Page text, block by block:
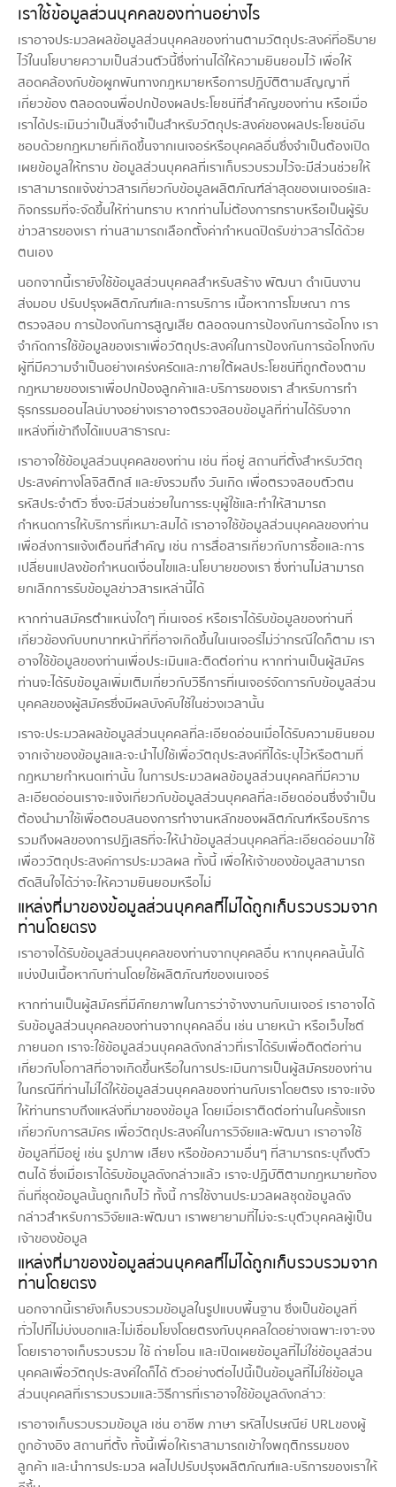
เราใช้ข้อมูลส่วนบุคคลของท่านอย่างไร
เราอาจประมวลผลข้อมูลส่วนบุคคลของท่านตามวัตถุประสงค์ที่อธิบาย
ไว้ในนโยบายความเป็นส่วนตัวนี้ซึ่งท่านได้ให้ความยินยอมไว้ เพื่อให้
สอดคล้องกับข้อผูกพันทางกฎหมายหรือการปฏิบัติตามสัญญาที่
เกี่ยวข้อง ตลอดจนพื่อปกป้องผลประโยชน์ที่สำคัญของท่าน หรือเมื่อ
เราได้ประเมินว่าเป็นสิ่งจำเป็นสำหรับวัตถุประสงค์ของผลประโยชน์อัน
ชอบด้วยกฎหมายที่เกิดขึ้นจากเนเจอร์หรือบุคคลอื่นซึ่งจำเป็นต้องเปิด
เผยข้อมูลให้ทราบ ข้อมูลส่วนบุคคลที่เราเก็บรวบรวมไว้จะมีส่วนช่วยให้
เราสามารถแจ้งข่าวสารเกี่ยวกับข้อมูลผลิตภัณฑ์ล่าสุดของเนเจอร์และ
กิจกรรมที่จะจัดขึ้นให้ท่านทราบ หากท่านไม่ต้องการทราบหรือเป็นผู้รับ
ข่าวสารของเรา ท่านสามารถเลือกตั้งค่ากำหนดปิดรับข่าวสารได้ด้วย
ตนเอง
นอกจากนี้เรายังใช้ข้อมูลส่วนบุคคลสำหรับสร้าง พัฒนา ดำเนินงาน
ส่งมอบ ปรับปรุงผลิตภัณฑ์และการบริการ เนื้อหาการโฆษณา การ
ตรวจสอบ การป้องกันการสูญเสีย ตลอดจนการป้องกันการฉ้อโกง เรา
จำกัดการใช้ข้อมูลของเราเพื่อวัตถุประสงค์ในการป้องกันการฉ้อโกงกับ
ผู้ที่มีความจำเป็นอย่างเคร่งครัดและภายใต้ผลประโยชน์ที่ถูกต้องตาม
กฎหมายของเราเพื่อปกป้องลูกค้าและบริการของเรา สำหรับการทำ
ธุรกรรมออนไลน์บางอย่างเราอาจตรวจสอบข้อมูลที่ท่านได้รับจาก
แหล่งที่เข้าถึงได้แบบสาธารณะ
เราอาจใช้ข้อมูลส่วนบุคคลของท่าน เช่น ที่อยู่ สถานที่ตั้งสำหรับวัตถุ
ประสงค์ทางโลจิสติกส์ และยังรวมถึง วันเกิด เพื่อตรวจสอบตัวตน
รหัสประจำตัว ซึ่งจะมีส่วนช่วยในการระบุผู้ใช้และทำให้สามารถ
กำหนดการให้บริการที่เหมาะสมได้ เราอาจใช้ข้อมูลส่วนบุคคลของท่าน
เพื่อส่งการแจ้งเตือนที่สำคัญ เช่น การสื่อสารเกี่ยวกับการซื้อและการ
เปลี่ยนแปลงข้อกำหนดเงื่อนไขและนโยบายของเรา ซึ่งท่านไม่สามารถ
ยกเลิกการรับข้อมูลข่าวสารเหล่านี้ได้
หากท่านสมัครตำแหน่งใดๆ ที่เนเจอร์ หรือเราได้รับข้อมูลของท่านที่
เกี่ยวข้องกับบทบาทหน้าที่ที่อาจเกิดขึ้นในเนเจอร์ไม่ว่ากรณีใดก็ตาม เรา
อาจใช้ข้อมูลของท่านเพื่อประเมินและติดต่อท่าน หากท่านเป็นผู้สมัคร
ท่านจะได้รับข้อมูลเพิ่มเติมเกี่ยวกับวิธีการที่เนเจอร์จัดการกับข้อมูลส่วน
บุคคลของผู้สมัครซึ่งมีผลบังคับใช้ในช่วงเวลานั้น
เราจะประมวลผลข้อมูลส่วนบุคคลที่ละเอียดอ่อนเมื่อได้รับความยินยอม
จากเจ้าของข้อมูลและจะนำไปใช้เพื่อวัตถุประสงค์ที่ได้ระบุไว้หรือตามที่
กฎหมายกำหนดเท่านั้น ในการประมวลผลข้อมูลส่วนบุคคลที่มีความ
ละเอียดอ่อนเราจะแจ้งเกี่ยวกับข้อมูลส่วนบุคคลที่ละเอียดอ่อนซึ่งจำเป็น
ต้องนำมาใช้เพื่อตอบสนองการทำงานหลักของผลิตภัณฑ์หรือบริการ
รวมถึงผลของการปฏิเสธที่จะให้นำข้อมูลส่วนบุคคลที่ละเอียดอ่อนมาใช้
เพื่อววัตถุประสงค์การประมวลผล ทั้งนี้ เพื่อให้เจ้าของข้อมูลสามารถ
ตัดสินใจได้ว่าจะให้ความยินยอมหรือไม่
แหล่งที่มาของข้อมูลส่วนบุคคลที่ไม่ได้ถูกเก็บรวบรวมจาก
ท่านโดยตรง
เราอาจได้รับข้อมูลส่วนบุคคลของท่านจากบุคคลอื่น หากบุคคลนั้นได้
แบ่งปันเนื้อหากับท่านโดยใช้ผลิตภัณฑ์ของเนเจอร์
หากท่านเป็นผู้สมัครที่มีศักยภาพในการว่าจ้างงานกับเนเจอร์ เราอาจได้
รับข้อมูลส่วนบุคคลของท่านจากบุคคลอื่น เช่น นายหน้า หรือเว็บไซต์
ภายนอก เราจะใช้ข้อมูลส่วนบุคคลดังกล่าวที่เราได้รับเพื่อติดต่อท่าน
เกี่ยวกับโอกาสที่อาจเกิดขึ้นหรือในการประเมินการเป็นผู้สมัครของท่าน
ในกรณีที่ท่านไม่ได้ให้ข้อมูลส่วนบุคคลของท่านกับเราโดยตรง เราจะแจ้ง
ให้ท่านทราบถึงแหล่งที่มาของข้อมูล โดยเมื่อเราติดต่อท่านในครั้งแรก
เกี่ยวกับการสมัคร เพื่อวัตถุประสงค์ในการวิจัยและพัฒนา เราอาจใช้
ข้อมูลที่มีอยู่ เช่น รูปภาพ เสียง หรือข้อความอื่นๆ ที่สามารถระบุถึงตัว
ตนได้ ซึ่งเมื่อเราได้รับข้อมูลดังกล่าวแล้ว เราจะปฏิบัติตามกฎหมายท้อง
ถิ่นที่ชุดข้อมูลนั้นถูกเก็บไว้ ทั้งนี้ การใช้งานประมวลผลชุดข้อมูลดัง
กล่าวสำหรับการวิจัยและพัฒนา เราพยายามที่ไม่จะระบุตัวบุคคลผู้เป็น
เจ้าของข้อมูล
แหล่งที่มาของข้อมูลส่วนบุคคลที่ไม่ได้ถูกเก็บรวบรวมจาก
ท่านโดยตรง
นอกจากนี้เรายังเก็บรวบรวมข้อมูลในรูปแบบพื้นฐาน ซึ่งเป็นข้อมูลที่
ทั่วไปที่ไม่บ่งบอกและไม่เชื่อมโยงโดยตรงกับบุคคลใดอย่างเฉพาะเจาะจง
โดยเราอาจเก็บรวบรวม ใช้ ถ่ายโอน และเปิดเผยข้อมูลที่ไม่ใช่ข้อมูลส่วน
บุคคลเพื่อวัตถุประสงค์ใดก็ได้ ตัวอย่างต่อไปนี้เป็นข้อมูลที่ไม่ใช่ข้อมูล
ส่วนบุคคลที่เรารวบรวมและวิธีการที่เราอาจใช้ข้อมูลดังกล่าว:
เราอาจเก็บรวบรวมข้อมูล เช่น อาชีพ ภาษา รหัสไปรษณีย์ URLของผู้
ถูกอ้างอิง สถานที่ตั้ง ทั้งนี้เพื่อให้เราสามารถเข้าใจพฤติกรรมของ
ลูกค้า และนำการประมวล ผลไปปรับปรุงผลิตภัณฑ์และบริการของเราให้